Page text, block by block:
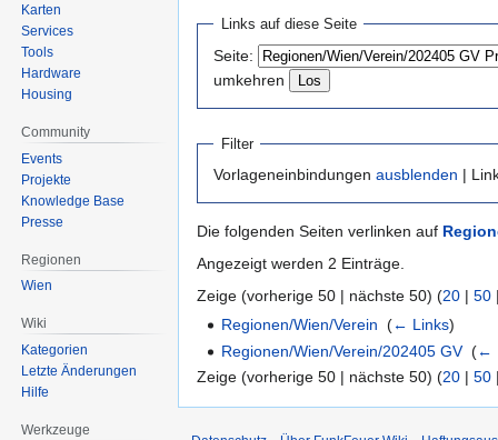
Navigation
springen
springen
Links auf diese Seite
Seite:
umkehren
Filter
Vorlageneinbindungen ausblenden |
Die folgenden Seiten verlinken auf
Angezeigt werden 2 Einträge.
Zeige (vorherige 50 | nächste 50) (20 | 50
Regionen/Wien/Verein ‎(← Links)
Regionen/Wien/Verein/202405 GV‎(←
Zeige (vorherige 50 | nächste 50) (20 | 50
Karten
Services
Tools
Hardware
Housing
Community
Events
Projekte
Knowledge Base
Presse
Regionen
Wien
Wiki
Kategorien
Letzte Änderungen
Hilfe
Werkzeuge